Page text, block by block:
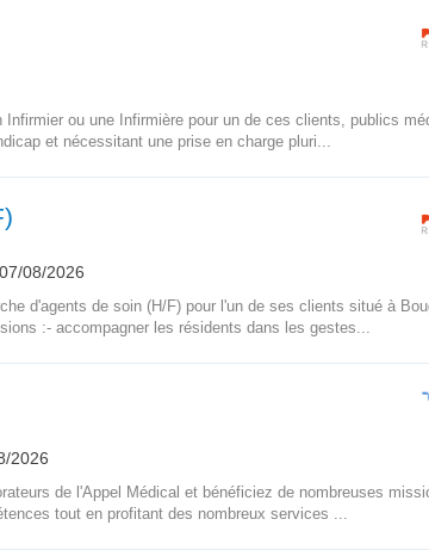
Infirmier ou une Infirmière pour un de ces clients, publics
et nécessitant une prise en charge pluri...
07/08/2026
d'agents de soin (H/F) pour l'un de ses clients situé à
:- accompagner les résidents dans les gestes...
2026
de l'Appel Médical et bénéficiez de nombreuses
tout en profitant des nombreux services ...